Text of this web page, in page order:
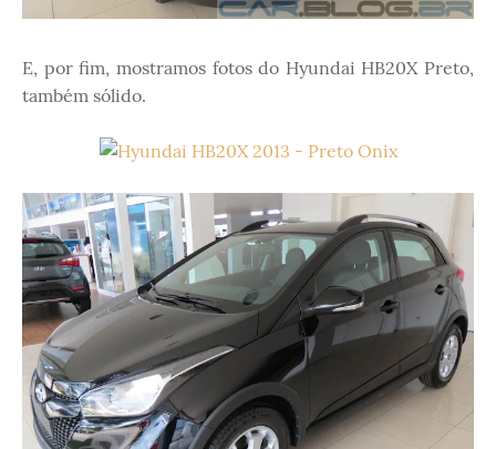
E, por fim, mostramos fotos do Hyundai HB20X Preto,
também sólido.